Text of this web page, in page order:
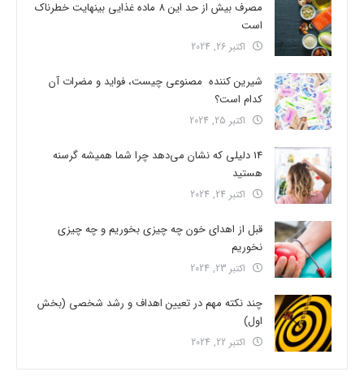
مصرف بیش از حد این 8 ماده غذایی بینهایت خطرناک
است
اکتبر 26, 2024
شیرین کننده مصنوعی چیست، فواید و مضرات آن
کدام است؟
اکتبر 25, 2024
14 دلیلی که نشان می‌دهد چرا شما همیشه گرسنه
هستید
اکتبر 24, 2024
قبل از اهدای خون چه چیزی بخوریم و چه چیزی
نخوریم
اکتبر 23, 2024
چند نکته مهم در تعیین اهداف و رشد شخصی (بخش
اول)
اکتبر 22, 2024